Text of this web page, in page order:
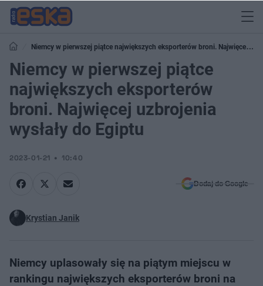
Niemcy w pierwszej piątce największych eksporterów broni. Najwięcej
uzbrojenia wysłały do Egiptu
Niemcy w pierwszej piątce
największych eksporterów
broni. Najwięcej uzbrojenia
wysłały do Egiptu
2023-01-21 10:40
Dodaj do Google
Krystian Janik
Niemcy uplasowały się na piątym miejscu w
rankingu największych eksporterów broni na